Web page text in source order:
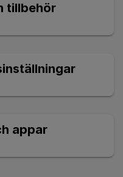
tillbehör
appar